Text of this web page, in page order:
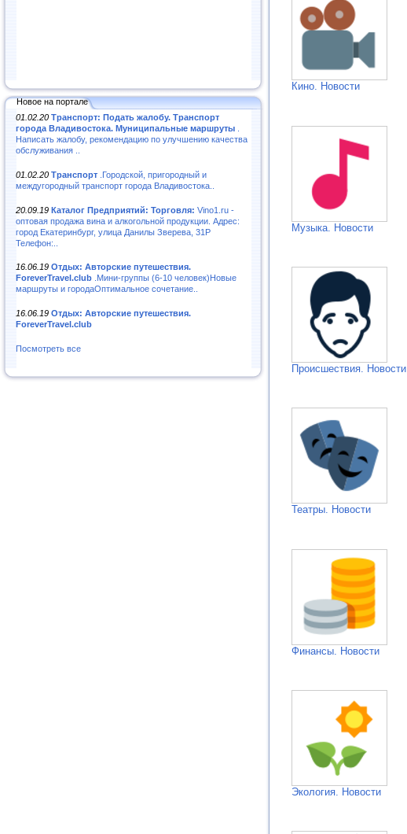
Новое на портале
01.02.20 Транспорт: Подать жалобу. Транспорт
города Владивостока. Муниципальные маршруты
Написать жалобу, рекомендацию по улучшению качества
обслуживания ..
01.02.20 Транспорт .Городской, пригородный и
междугородный транспорт города Владивостока..
20.09.19 Каталог Предприятий: Торговля: Vino1.ru -
оптовая продажа вина и алкогольной продукции. Адрес:
город Екатеринбург, улица Данилы Зверева, 31Р
Телефон:..
16.06.19 Отдых: Авторские путешествия.
ForeverTravel.club .Мини-группы (6-10 человек)Новые
маршруты и городаОптимальное сочетание..
16.06.19 Отдых: Авторские путешествия.
ForeverTravel.club
Посмотреть все
Кино. Новости
Музыка. Новости
Происшествия. Новости
Театры. Новости
Финансы. Новости
Экология. Новости